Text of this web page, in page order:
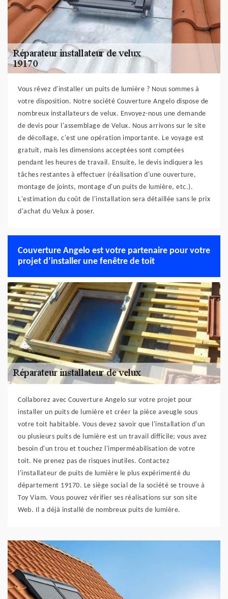
Vous rêvez d'installer un puits de lumière ? Nous sommes à
votre disposition. Notre société Couverture Angelo dispose de
nombreux installateurs de velux. Envoyez-nous une demande
de devis pour l'assemblage de Velux. Nous arrivons sur le site
de décollage, c'est une opération importante. Le voyage est
gratuit, mais les dimensions acceptées sont comptées
pendant les heures de travail. Ensuite, le devis indiquera les
tâches restantes à effectuer (réalisation d'une ouverture,
montage de joints, montage d'un puits de lumière, etc.).
L'estimation du coût de l'installation sera détaillée sans le prix
d'achat du Velux à poser.
Couverture Angelo est votre partenaire pour votre
projet d’installer une fenêtre de toit
Collaborez avec Couverture Angelo sur votre projet pour
installer un puits de lumière et créer la pièce aveugle sous
votre toit habitable. Vous devez savoir que l'installation d'un
ou plusieurs puits de lumière est un travail difficile; vous avez
besoin d'un trou et touchez l'imperméabilisation de votre
toit. Ne prenez pas de risques inutiles. Contactez
l'installateur de puits de lumière le plus expérimenté du
département 19170. Le siège social de la société se trouve à
Toy Viam. Vous pouvez vérifier ses réalisations sur son site
Web. Il a déjà installé de nombreux puits de lumière.